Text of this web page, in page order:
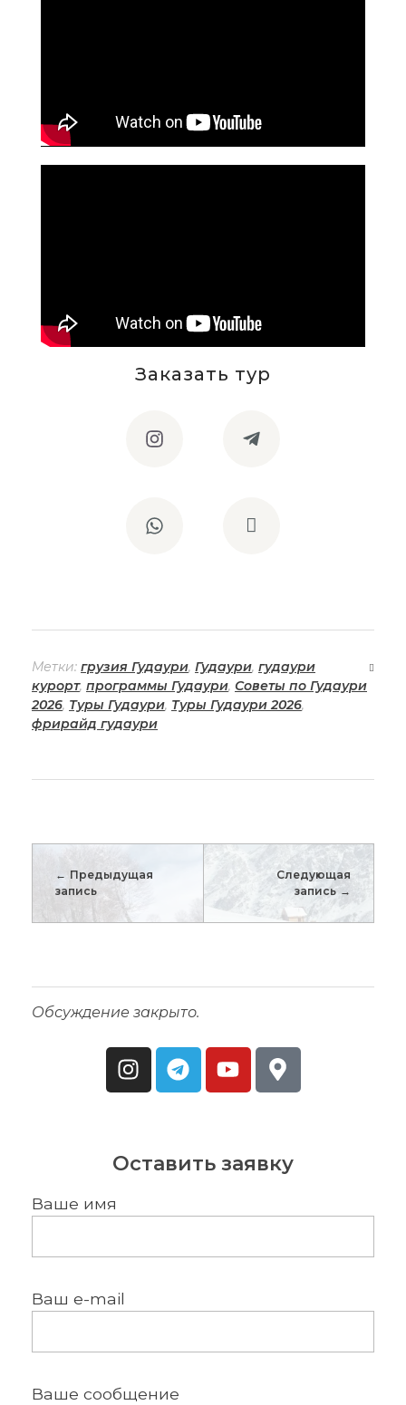
Заказать тур
Метки: грузия Гудаури, Гудаури, гудаури
курорт, программы Гудаури, Советы по Гудаури
2026, Туры Гудаури, Туры Гудаури 2026,
фрирайд гудаури
Предыдущая
запись
Следующая
запись
Обсуждение закрыто.
Оставить заявку
Ваше имя
Ваш e-mail
Ваше сообщение